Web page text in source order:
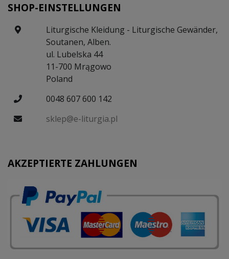
SHOP-EINSTELLUNGEN
Liturgische Kleidung - Liturgische Gewänder,
Soutanen, Alben.
ul. Lubelska 44
11-700 Mrągowo
Poland
0048 607 600 142
sklep@e-liturgia.pl
AKZEPTIERTE ZAHLUNGEN